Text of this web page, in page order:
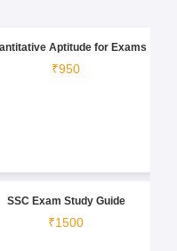
Aptitude for Exams
₹950
SSC Exam Study Guide
₹1500